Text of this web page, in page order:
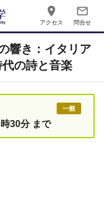
place
アクセス
mail_outline
問合せ
響き：イタリア
の詩と音楽
30分 まで
一般